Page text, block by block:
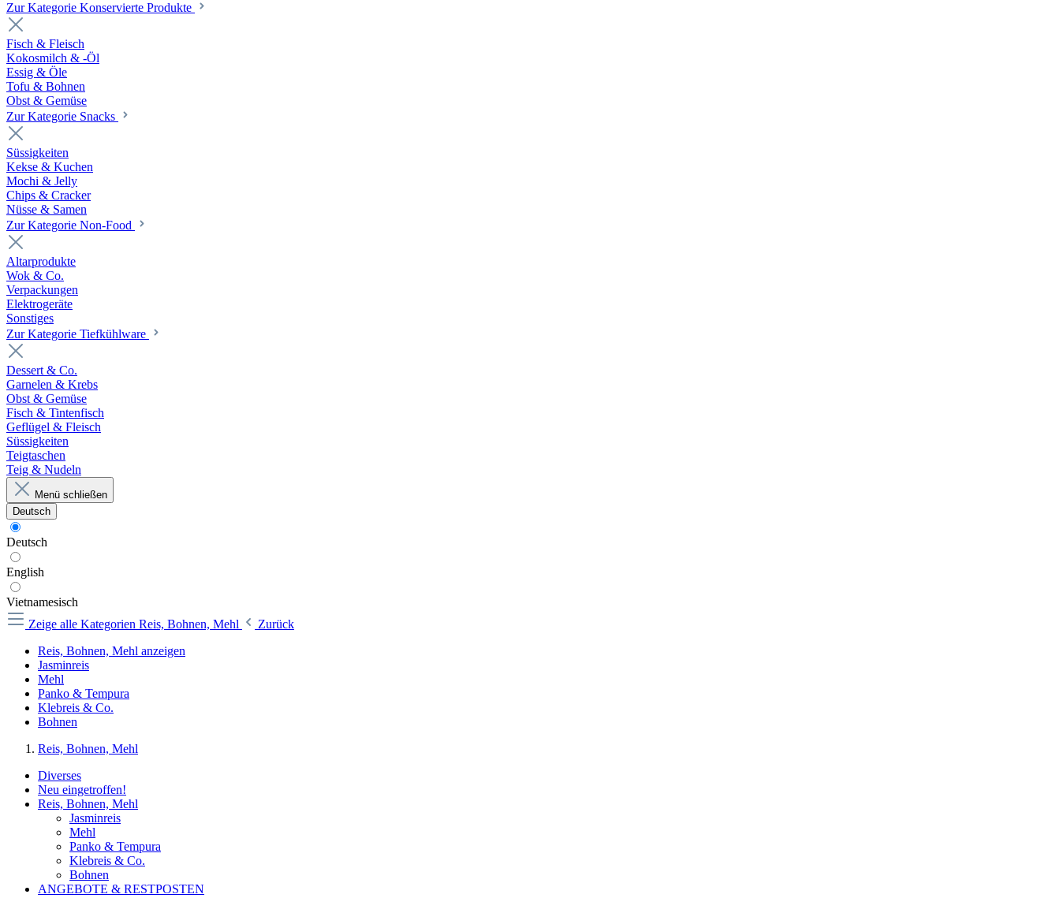
Zur Kategorie Konservierte Produkte
Fisch & Fleisch
Kokosmilch & -Öl
Essig & Öle
Tofu & Bohnen
Obst & Gemüse
Zur Kategorie Snacks
Süssigkeiten
Kekse & Kuchen
Mochi & Jelly
Chips & Cracker
Nüsse & Samen
Zur Kategorie Non-Food
Altarprodukte
Wok & Co.
Verpackungen
Elektrogeräte
Sonstiges
Zur Kategorie Tiefkühlware
Dessert & Co.
Garnelen & Krebs
Obst & Gemüse
Fisch & Tintenfisch
Geflügel & Fleisch
Süssigkeiten
Teigtaschen
Teig & Nudeln
Menü schließen
Deutsch
Deutsch
English
Vietnamesisch
Zeige alle Kategorien Reis, Bohnen, Mehl
Zurück
Reis, Bohnen, Mehl anzeigen
Jasminreis
Mehl
Panko & Tempura
Klebreis & Co.
Bohnen
Reis, Bohnen, Mehl
Diverses
Neu eingetroffen!
Reis, Bohnen, Mehl
Jasminreis
Mehl
Panko & Tempura
Klebreis & Co.
Bohnen
ANGEBOTE & RESTPOSTEN